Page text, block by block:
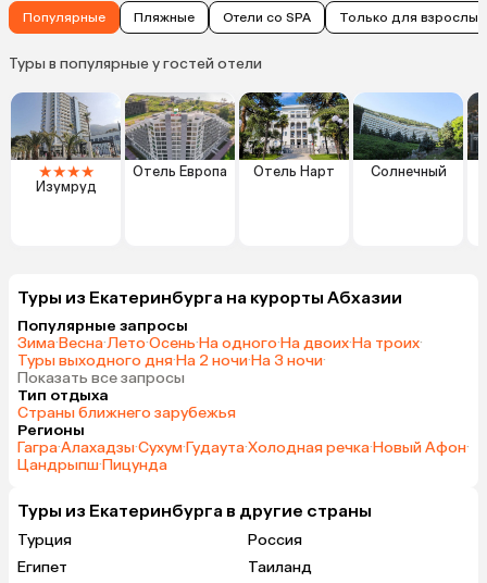
Популярные Пляжные Отели со SPA Только для взрослых
Туры в популярные у гостей отели
★★★★
Изумруд
Отель Европа Отель Нарт
Солнечный
Туры из Екатеринбурга на курорты Абхазии
Популярные запросы
Зима·Весна·Лето·Осень·На одного·На двоих·На троих·
Туры выходного дня·На 2 ночи·На 3 ночи·
Показать все запросы
Тип отдыха
Страны ближнего зарубежья
Регионы
Гагра·Алахадзы·Сухум·Гудаута·Холодная речка·Новый Афон·
Цандрыпш·Пицунда
Туры из Екатеринбурга в другие страны
Турция
Россия
Египет
Таиланд